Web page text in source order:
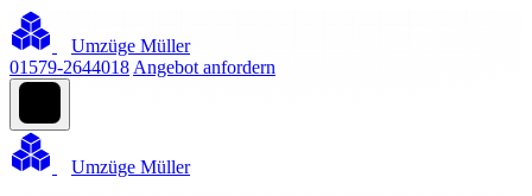
Umzüge Müller
01579-2644018 Angebot anfordern
Umzüge Müller